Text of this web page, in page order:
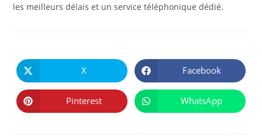
les meilleurs délais et un service téléphonique dédié.
CE
CONTENU
Ouvrir
dans
une
autre
fenêtre
X Ouvrir
dans
une
autre
fenêtre
Facebook
Ouvrir
dans
Pinterest Ouvrir
dans
WhatsApp